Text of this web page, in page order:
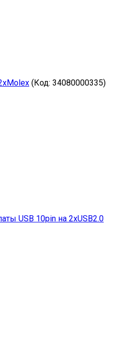
(Код: 34080000335)
USB 10pin на 2xUSB2.0